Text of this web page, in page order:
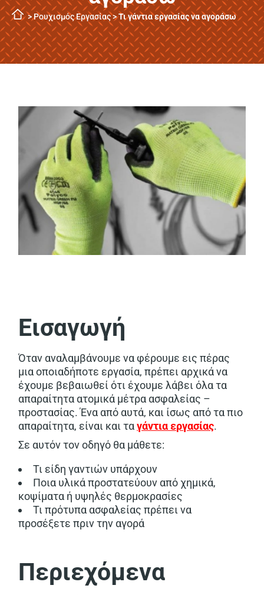
>Ρουχισμός Εργασίας>Τι γάντια εργασίας να αγοράσω
Εισαγωγή
Όταν αναλαμβάνουμε να φέρουμε εις πέρας
μια οποιαδήποτε εργασία, πρέπει αρχικά να
έχουμε βεβαιωθεί ότι έχουμε λάβει όλα τα
απαραίτητα ατομικά μέτρα ασφαλείας –
προστασίας. Ένα από αυτά, και ίσως από τα πιο
απαραίτητα, είναι και ταγάντια εργασίας.
Σε αυτόν τον οδηγό θα μάθετε:
Τι είδη γαντιών υπάρχουν
Ποια υλικά προστατεύουν από χημικά,
κοψίματα ή υψηλές θερμοκρασίες
Τι πρότυπα ασφαλείας πρέπει να
προσέξετε πριν την αγορά
Περιεχόμενα